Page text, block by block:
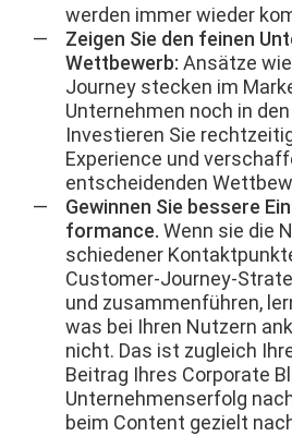
wer­den immer wieder
Zeigen Sie den feinen
Wet­tbe­werb: Ansätze
Jour­ney steck­en im
Unternehmen noch in
Investieren Sie
Expe­ri­ence und
entschei­den­den
Gewin­nen Sie bessere
for­mance. Wenn sie die
schieden­er
Cus­tomer-Jour­ney-
und zusam­men­führen,
was bei Ihren Nutzern
nicht. Das ist zugle­ich
Beitrag Ihres Cor­po­rate
Unternehmenser­folg
beim Con­tent gezielt